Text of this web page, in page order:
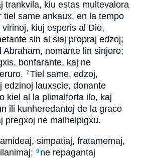
trankvila, kiu estas multevalora
tiel same ankaux, en la tempo
kiuj esperis al Dio,
sin al siaj propraj edzoj;
Abraham, nomante lin sinjoro;
bonfarante, kaj ne
7Tiel same, edzoj,
edzinoj lauxscie, donante
kiel al la plimalforta ilo, kaj
ili kunheredantoj de la graco
pregxoj ne malhelpigxu.
simpatiaj, fratamemaj,
9 ne repagantaj